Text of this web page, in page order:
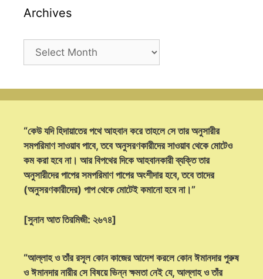
Archives
Archives
“কেউ যদি হিদায়াতের পথে আহবান করে তাহলে সে তার অনুসারীর
সমপরিমাণ সাওয়াব পাবে, তবে অনুসরণকারীদের সাওয়াব থেকে মোটেও
কম করা হবে না। আর বিপথের দিকে আহবানকারী ব্যক্তি তার
অনুসারীদের পাপের সমপরিমাণ পাপের অংশীদার হবে, তবে তাদের
(অনুসরণকারীদের) পাপ থেকে মোটেই কমানো হবে না।”
[সুনান আত তিরমিজী: ২৬৭৪]
“আল্লাহ ও তাঁর রসূল কোন কাজের আদেশ করলে কোন ঈমানদার পুরুষ
ও ঈমানদার নারীর সে বিষয়ে ভিন্ন ক্ষমতা নেই যে, আল্লাহ ও তাঁর